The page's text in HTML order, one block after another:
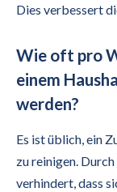
Dies verbessert
Wie oft pro
einem
werden?
Es ist üblich, ein
zu reinigen.
verhindert, dass